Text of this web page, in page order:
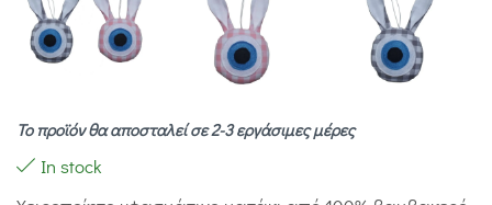
Το προϊόν θα αποσταλεί σε 2-3 εργάσιμες μέρες
In stock